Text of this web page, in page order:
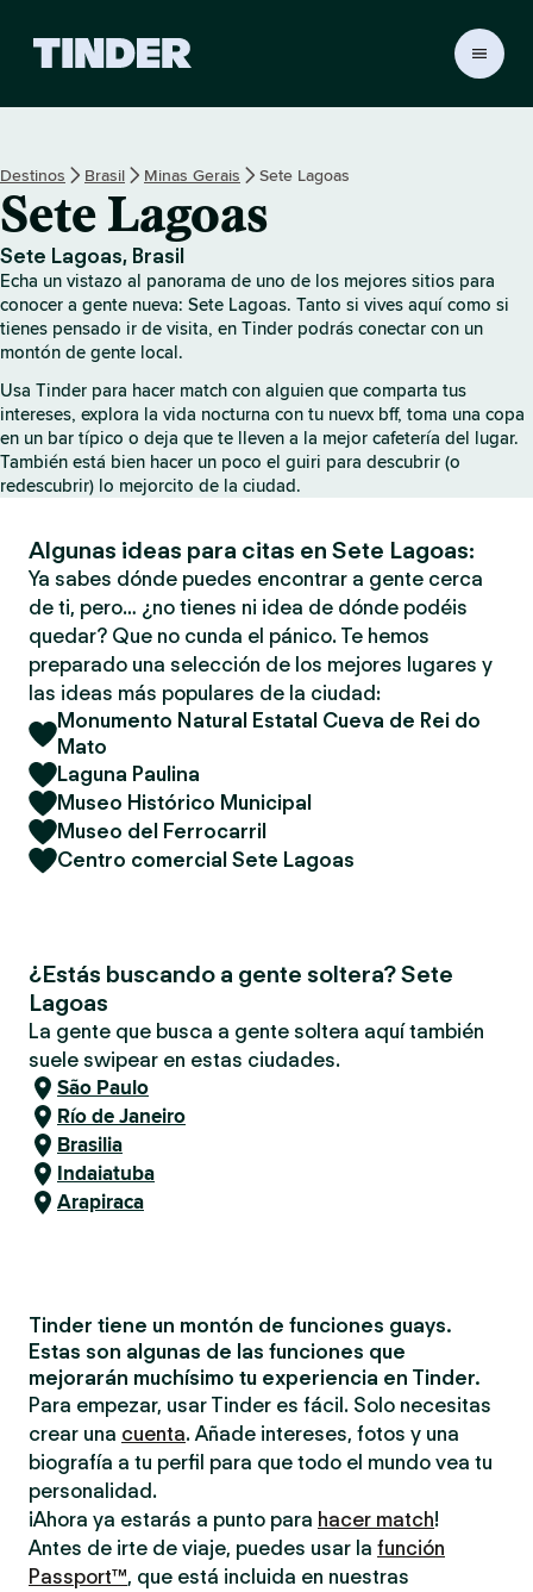
r
I
n
c
i
o
Destinos Brasil Minas Gerais Sete Lagoas
Sete Lagoas
Sete Lagoas, Brasil
Echa un vistazo al panorama de uno de los mejores sitios para
conocer a gente nueva: Sete Lagoas. Tanto si vives aquí como si
tienes pensado ir de visita, en Tinder podrás conectar con un
montón de gente local.
Usa Tinder para hacer match con alguien que comparta tus
intereses, explora la vida nocturna con tu nuevx bff, toma una copa
en un bar típico o deja que te lleven a la mejor cafetería del lugar.
También está bien hacer un poco el guiri para descubrir (o
redescubrir) lo mejorcito de la ciudad.
Algunas ideas para citas en Sete Lagoas:
Ya sabes dónde puedes encontrar a gente cerca
de ti, pero… ¿no tienes ni idea de dónde podéis
quedar? Que no cunda el pánico. Te hemos
preparado una selección de los mejores lugares y
las ideas más populares de la ciudad:
Monumento Natural Estatal Cueva de Rei do
Mato
Laguna Paulina
Museo Histórico Municipal
Museo del Ferrocarril
Centro comercial Sete Lagoas
¿Estás buscando a gente soltera? Sete
Lagoas
La gente que busca a gente soltera aquí también
suele swipear en estas ciudades.
São Paulo
Río de Janeiro
Brasilia
Indaiatuba
Arapiraca
Tinder tiene un montón de funciones guays.
Estas son algunas de las funciones que
mejorarán muchísimo tu experiencia en Tinder.
Para empezar, usar Tinder es fácil. Solo necesitas
crear una cuenta. Añade intereses, fotos y una
biografía a tu perfil para que todo el mundo vea tu
personalidad.
¡Ahora ya estarás a punto para hacer match!
Antes de irte de viaje, puedes usar la función
Passport™, que está incluida en nuestras